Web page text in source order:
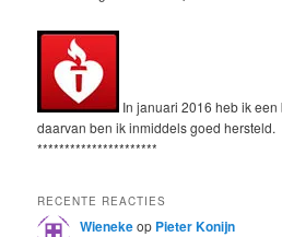
In januari 2016 heb ik
daarvan ben ik inmiddels goed hersteld.
**********************
RECENTE REACTIES
Wienekeop Pieter Konijn